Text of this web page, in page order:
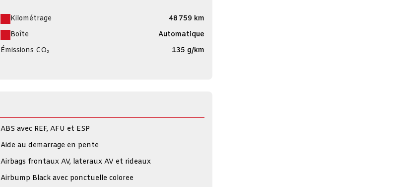
Kilométrage
48 759 km
Boîte
Automatique
Émissions CO₂
135 g/km
ABS avec REF, AFU et ESP
Aide au demarrage en pente
Airbags frontaux AV, lateraux AV et rideaux
Airbump Black avec ponctuelle coloree